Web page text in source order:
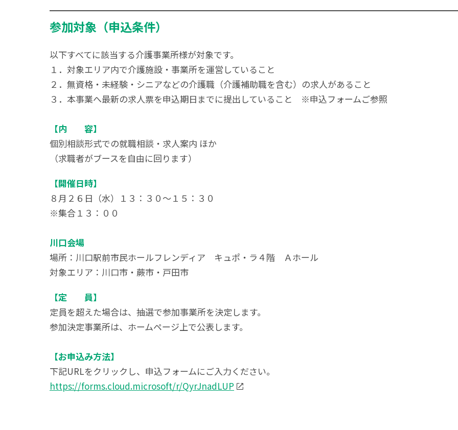
参加対象（申込条件）
以下すべてに該当する介護事業所様が対象です。
１．対象エリア内で介護施設・事業所を運営していること
２．無資格・未経験・シニアなどの介護職（介護補助職を含む）の求人があること
３．本事業へ最新の求人票を申込期日までに提出していること ※申込フォームご参照
【内 容】
個別相談形式での就職相談・求人案内 ほか
（求職者がブースを自由に回ります）
【開催日時】
８月２６日（水）１３：３０～１５：３０
※集合１３：００
川口会場
場所：川口駅前市民ホールフレンディア キュポ・ラ４階 Ａホール
対象エリア：川口市・蕨市・戸田市
【定 員】
定員を超えた場合は、抽選で参加事業所を決定します。
参加決定事業所は、ホームページ上で公表します。
【お申込み方法】
下記URLをクリックし、申込フォームにご入力ください。
https://forms.cloud.microsoft/r/QyrJnadLUP